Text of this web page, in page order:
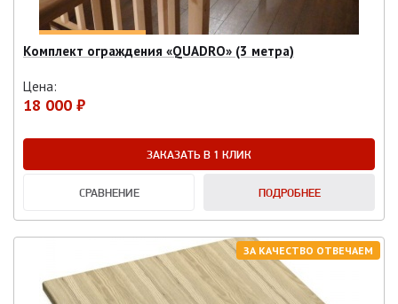
Комплект ограждения «QUADRO» (3 метра)
Цена:
18 000 ₽
ЗАКАЗАТЬ В 1 КЛИК
СРАВНЕНИЕ ПОДРОБНЕЕ
ЗА КАЧЕСТВО ОТВЕЧАЕМ